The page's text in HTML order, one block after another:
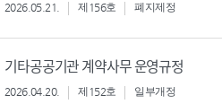
2026.05.21. 제156호 폐지제정
기타공공기관 계약사무 운영규정
2026.04.20. 제152호 일부개정